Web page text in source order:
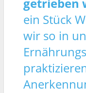
getrieben
ein Stück
wir so in